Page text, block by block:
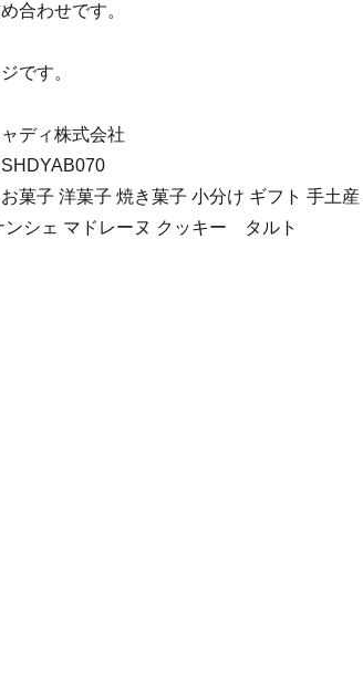
合わせです。
です。
ディ株式会社
SHDYAB070
お菓子 洋菓子 焼き菓子 小分け ギフト 手土
ンシェ マドレーヌ クッキー タルト